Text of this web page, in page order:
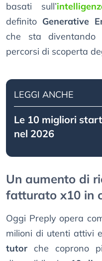
basati sull’
definito Generative
che sta diventando
percorsi di scoperta
LEGGI ANCHE
Le 10 migliori
nel 2026
Un aumento di
fatturato x10 in
Oggi Preply opera
milioni di utenti attivi
tutor che coprono